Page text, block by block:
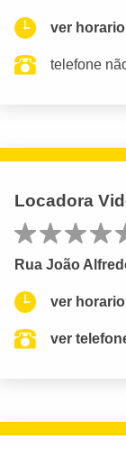
ver
telefone
Locadora
Rua João
ver
ver